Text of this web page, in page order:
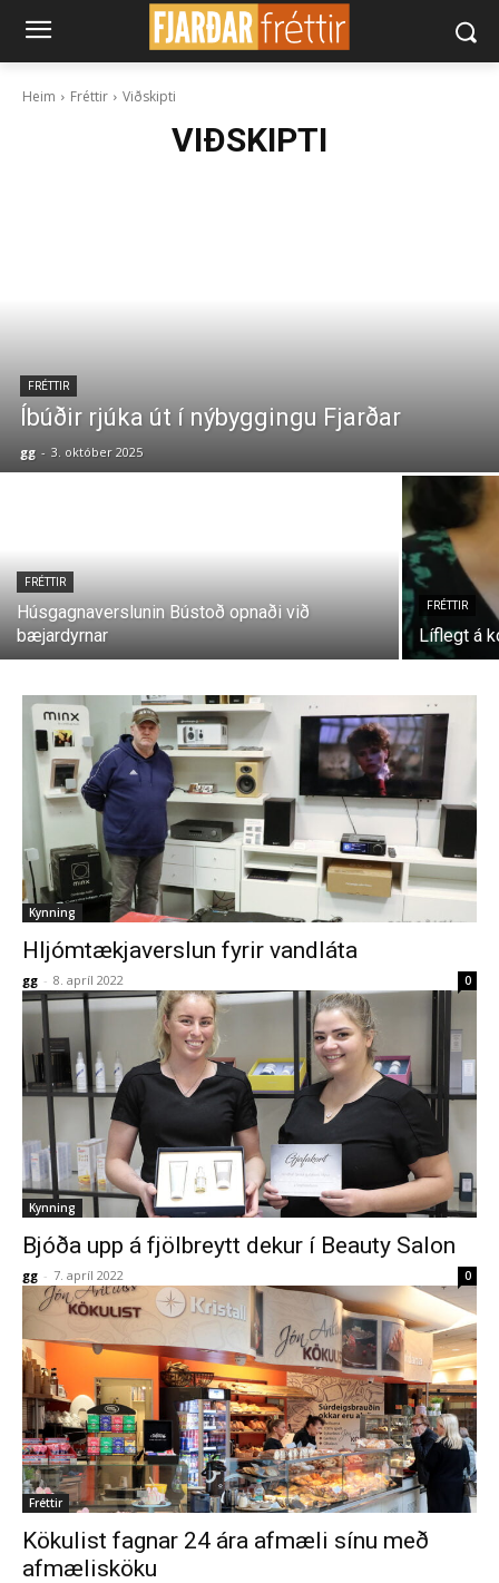
Heim Fréttir Viðskipti
VIÐSKIPTI
FRÉTTIR
Íbúðir rjúka út í nýbyggingu Fjarðar
gg - 3. október 2025
FRÉTTIR
Húsgagnaverslunin Bústoð opnaði við
bæjardyrnar
FRÉTTIR
Líflegt á
Kynning
Hljómtækjaverslun fyrir vandláta
gg - 8. apríl 2022 0
Kynning
Bjóða upp á fjölbreytt dekur í Beauty Salon
gg - 7. apríl 2022 0
Fréttir
Kökulist fagnar 24 ára afmæli sínu með
afmælisköku